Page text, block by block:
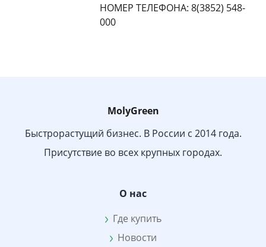
НОМЕР ТЕЛЕФОНА: 8(3852) 548-
000
MolyGreen
Быстрорастущий бизнес. В России с 2014 года.
Присутствие во всех крупных городах.
О нас
Где купить
Новости